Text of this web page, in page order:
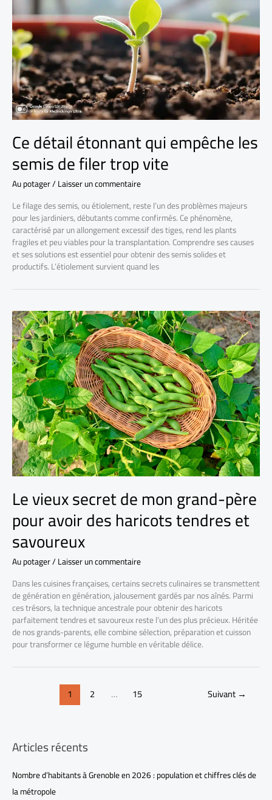
Ce détail étonnant qui empêche les
semis de filer trop vite
Au potager/Laisser un commentaire
Le filage des semis, ou étiolement, reste l’un des problèmes majeurs
pour les jardiniers, débutants comme confirmés. Ce phénomène,
caractérisé par un allongement excessif des tiges, rend les plants
fragiles et peu viables pour la transplantation. Comprendre ses causes
et ses solutions est essentiel pour obtenir des semis solides et
productifs. L’étiolement survient quand les
Le vieux secret de mon grand-père
pour avoir des haricots tendres et
savoureux
Au potager/Laisser un commentaire
Dans les cuisines françaises, certains secrets culinaires se transmettent
de génération en génération, jalousement gardés par nos aînés. Parmi
ces trésors, la technique ancestrale pour obtenir des haricots
parfaitement tendres et savoureux reste l’un des plus précieux. Héritée
de nos grands-parents, elle combine sélection, préparation et cuisson
pour transformer ce légume humble en véritable délice.
1 2 … 15 Suivant →
Articles récents
Nombre d’habitants à Grenoble en 2026 : population et chiffres clés de
la métropole